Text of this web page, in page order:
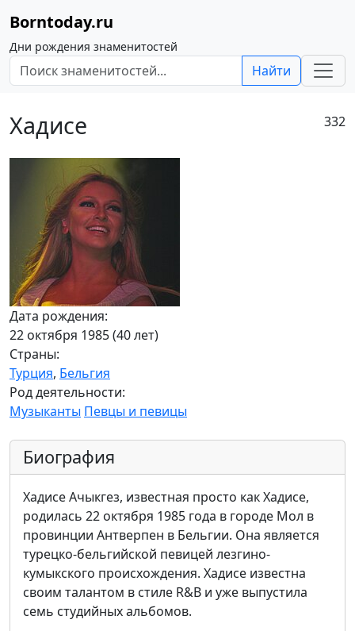
Borntoday.ru
Дни рождения знаменитостей
Найти
Хадисе 332
Дата рождения:
22 октября 1985 (40 лет)
Страны:
Турция, Бельгия
Род деятельности:
Музыканты Певцы и певицы
Биография
Хадисе Ачыкгез, известная просто как Хадисе,
родилась 22 октября 1985 года в городе Мол в
провинции Антверпен в Бельгии. Она является
турецко-бельгийской певицей лезгино-
кумыкского происхождения. Хадисе известна
своим талантом в стиле R&B и уже выпустила
семь студийных альбомов.